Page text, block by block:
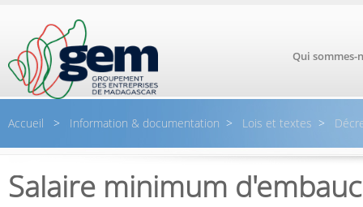
Qui sommes-
Accueil > Information & documentation > Lois et textes >
Salaire minimum